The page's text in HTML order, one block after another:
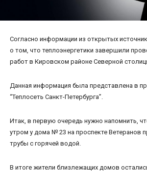
Согласно информации из открытых
о том, что теплоэнергетики завершили
работ в Кировском районе Северной
Данная информация была представлена в
“Теплосеть Санкт-Петербурга”.
Итак, в первую очередь нужно напомнить,
утром у дома № 23 на проспекте Ветеранов
трубы с горячей водой.
В итоге жители близлежащих домов